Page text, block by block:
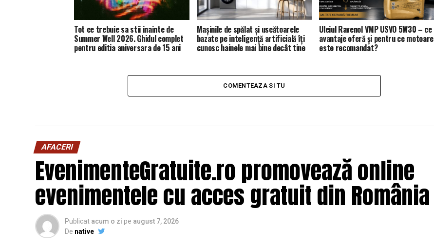
Tot ce trebuie sa stii inainte de
Summer Well 2026. Ghidul complet
pentru editia aniversara de 15 ani
Mașinile de spălat și uscătoarele
bazate pe inteligență artificială îți
cunosc hainele mai bine decât tine
Uleiul Ravenol VMP USVO 5W30 – ce
avantaje oferă și pentru ce motoare
este recomandat?
COMENTEAZA SI TU
AFACERI
EvenimenteGratuite.ro promovează online
evenimentele cu acces gratuit din România
Publicat acum o zi pe august 7, 2026
De native